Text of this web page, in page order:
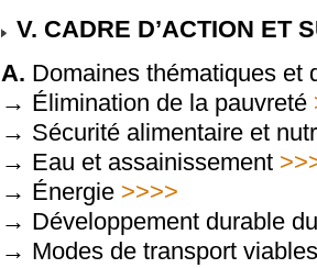
V. CADRE D’ACTION ET
A. Domaines thématiques
→ Élimination de la pauvreté
→ Sécurité alimentaire et
→ Eau et assainissement
→ Énergie >>>>
→ Développement durable
→ Modes de transport